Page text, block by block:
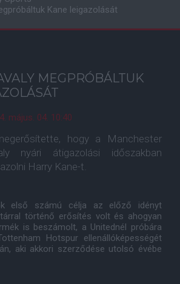
Kane leigazolását
MEGPRÓBÁLTUK
május. 04. 10:40
hogy a Manchester
nyári átigazolási időszakban
Harry Kane-t.
első számú célja az előző idényt
történő erősítés volt és ahogyan
is beszámolt, a Unitednél próbára
Hotspur ellenállóképességét
aki akkori szerződése utolsó évébe